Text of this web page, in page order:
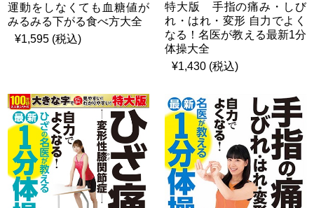
運動をしなくても血糖値が
みるみる下がる食べ方大全
¥1,595 (税込)
特大版 手指の痛み・しび
れ・はれ・変形 自力でよく
なる！名医が教える最新1分
体操大全
¥1,430 (税込)